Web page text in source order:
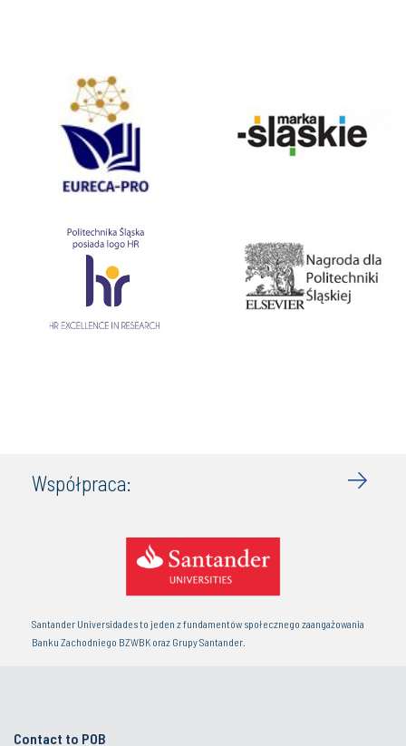
Współpraca:
Santander Universidades to jeden z fundamentów społecznego zaangażowania
Banku Zachodniego BZWBK oraz Grupy Santander.
Contact to POB